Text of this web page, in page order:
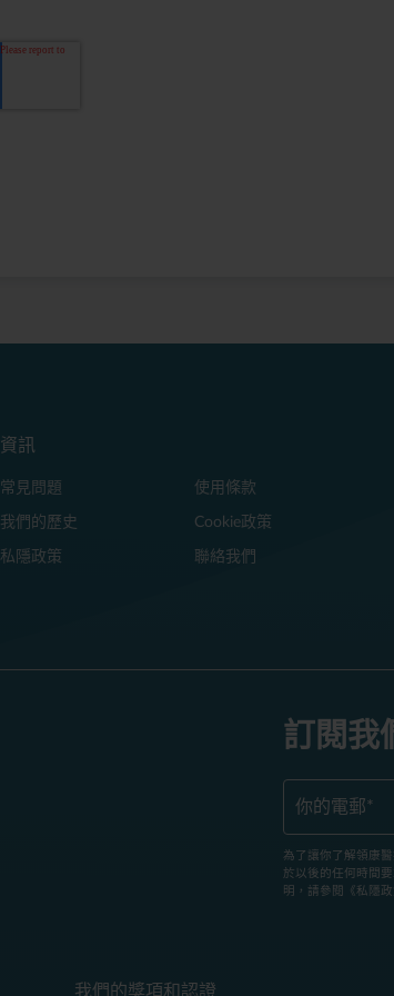
資訊
常見問題
我們的歷史
私隱政策
使用條款
Cookie政策
聯絡我們
訂閱我
為了讓你了解領康
於以後的任何時間
明，請參閱《私隱
我們的獎項和認證